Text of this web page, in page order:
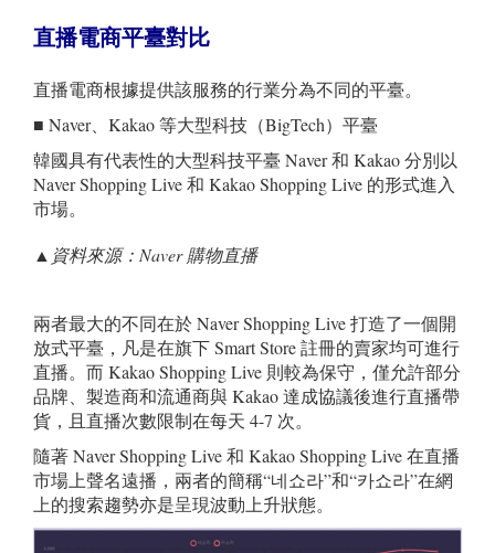
直播電商平臺對比
直播電商根據提供該服務的行業分為不同的平臺。
■ Naver、Kakao 等大型科技（BigTech）平臺
韓國具有代表性的大型科技平臺 Naver 和 Kakao 分別以
Naver Shopping Live 和 Kakao Shopping Live 的形式進入
市場。
▲資料來源： Naver購物直播
兩者最大的不同在於 Naver Shopping Live 打造了一個開
放式平臺，凡是在旗下 Smart Store 註冊的賣家均可進行
直播。而 Kakao Shopping Live 則較為保守，僅允許部分
品牌、製造商和流通商與 Kakao 達成協議後進行直播帶
貨，且直播次數限制在每天 4-7 次。
隨著 Naver Shopping Live 和 Kakao Shopping Live 在直播
市場上聲名遠播，兩者的簡稱“네쇼라”和“카쇼라”在網
上的搜索趨勢亦是呈現波動上升狀態。